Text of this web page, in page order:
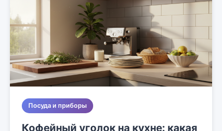
Посуда и приборы
Кофейный уголок на кухне: какая